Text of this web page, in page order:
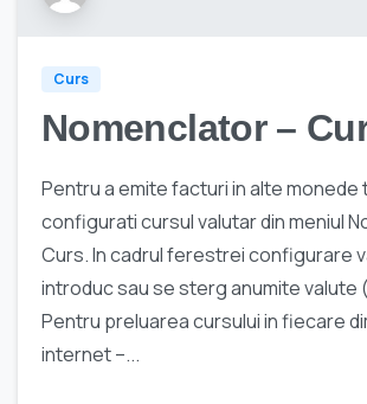
Curs
Nomenclator –
Pentru a emite facturi in alte monede
configurati cursul valutar din meniul
Curs. In cadrul ferestrei configurare
introduc sau se sterg anumite valute
Pentru preluarea cursului in fiecare
internet –...